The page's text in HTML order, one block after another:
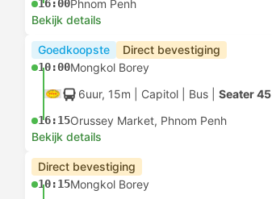
16:00Phnom Penh
Bekijk details
Goedkoopste Direct bevestiging
10:00Mongkol Borey
6uur, 15m | Capitol Bus Seater 45
16:15Orussey Market, Phnom Penh
Bekijk details
Direct bevestiging
10:15Mongkol Borey